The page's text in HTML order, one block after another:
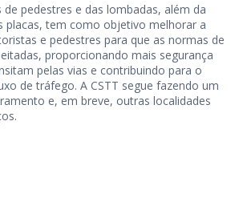
de pedestres e das lombadas, além da
placas, tem como objetivo melhorar a
e pedestres para que as normas de
proporcionando mais segurança
pelas vias e contribuindo para o
de tráfego. A CSTT segue fazendo um
e, em breve, outras localidades